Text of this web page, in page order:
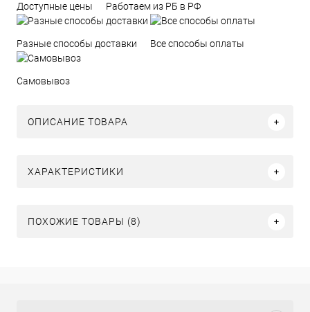
Доступные цены Работаем из РБ в РФ
Разные способы доставки Все способы оплаты
Самовывоз
ОПИСАНИЕ ТОВАРА
ХАРАКТЕРИСТИКИ
ПОХОЖИЕ ТОВАРЫ (8)